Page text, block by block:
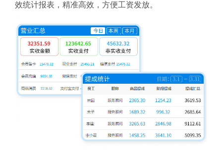
效统计报表，精准高效，方便工资发放。